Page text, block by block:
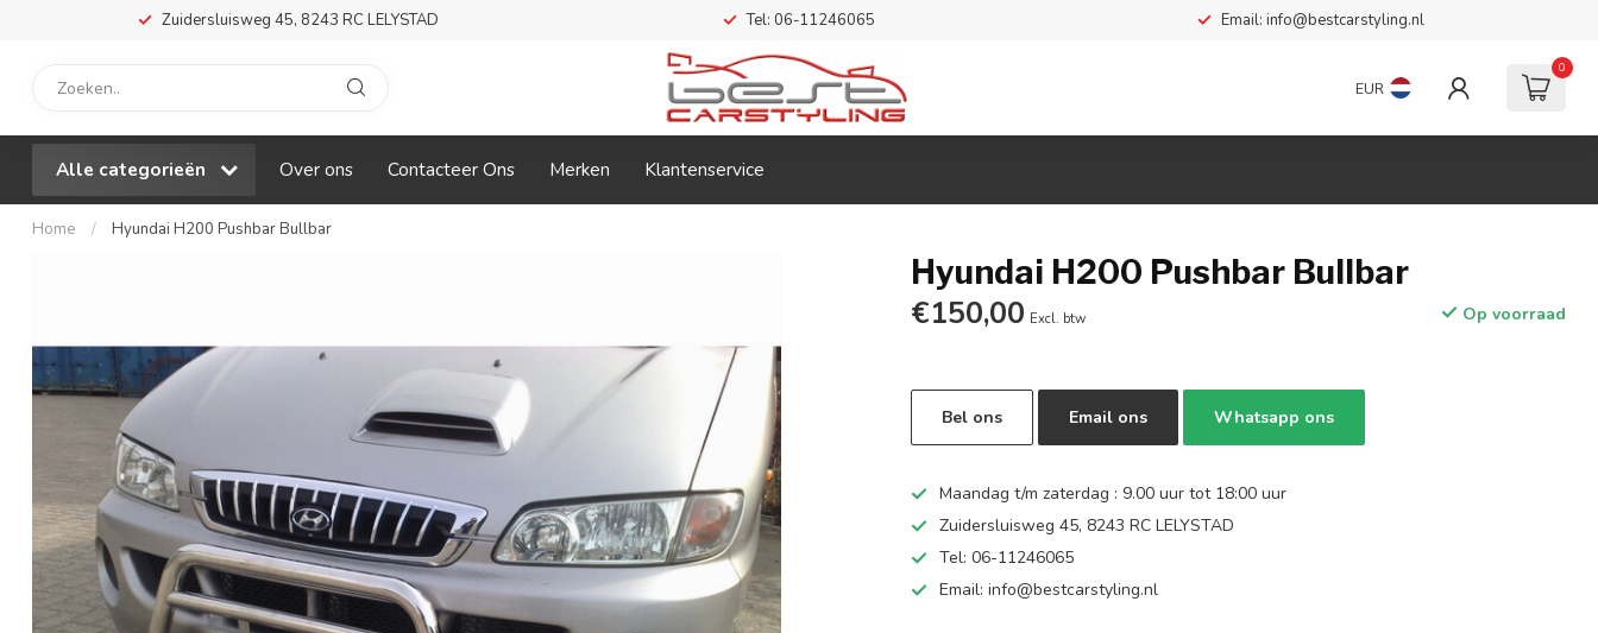
Zuidersluisweg 45, 8243 RC LELYSTAD Tel: 06-11246065 Email: info@bestcarstyling.nl
EUR
0
Alle categorieën Over ons Contacteer Ons Merken Klantenservice
Home / Hyundai H200 Pushbar Bullbar
Hyundai H200 Pushbar Bullbar
€150,00 Excl. btw Op voorraad
Bel ons Email ons Whatsapp ons
Maandag t/m zaterdag : 9.00 uur tot 18:00 uur
Zuidersluisweg 45, 8243 RC LELYSTAD
Tel: 06-11246065
Email:info@bestcarstyling.nl